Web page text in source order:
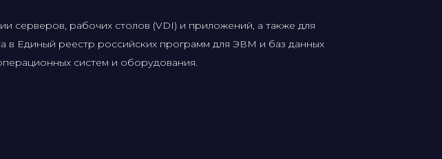
серверов, рабочих столов (VDI) и приложений, а также для
в Единый реестр российских программ для ЭВМ и баз данных
систем и оборудования.